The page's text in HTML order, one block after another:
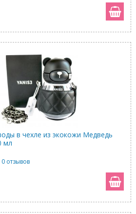
в чехле из экокожи Медведь
мл
0 отзывов